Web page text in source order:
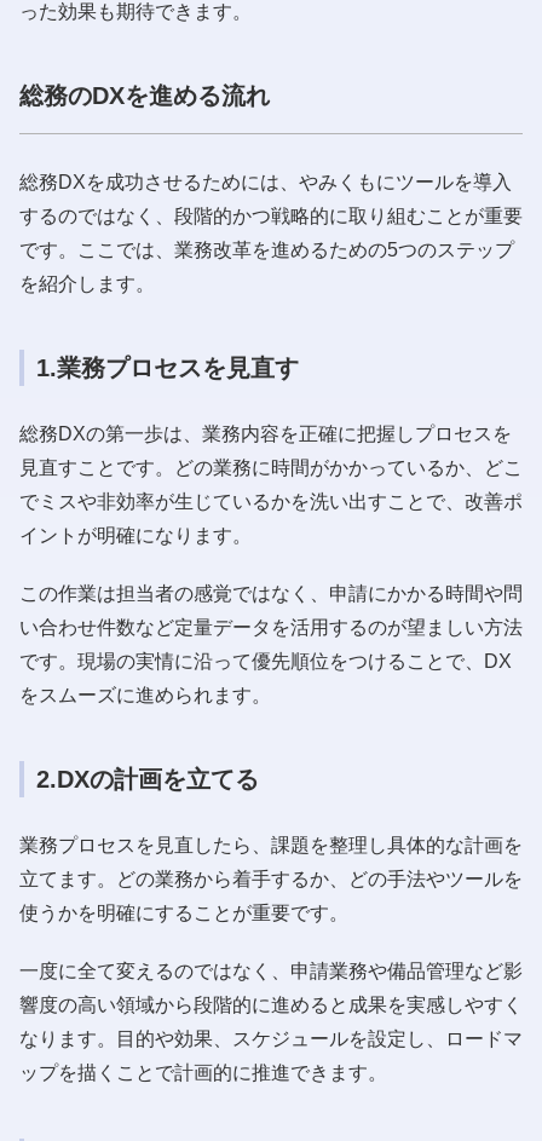
った効果も期待できます。
総務のDXを進める流れ
総務DXを成功させるためには、やみくもにツールを導入
するのではなく、段階的かつ戦略的に取り組むことが重要
です。ここでは、業務改革を進めるための5つのステップ
を紹介します。
1.業務プロセスを見直す
総務DXの第一歩は、業務内容を正確に把握しプロセスを
見直すことです。どの業務に時間がかかっているか、どこ
でミスや非効率が生じているかを洗い出すことで、改善ポ
イントが明確になります。
この作業は担当者の感覚ではなく、申請にかかる時間や問
い合わせ件数など定量データを活用するのが望ましい方法
です。現場の実情に沿って優先順位をつけることで、DX
をスムーズに進められます。
2.DXの計画を立てる
業務プロセスを見直したら、課題を整理し具体的な計画を
立てます。どの業務から着手するか、どの手法やツールを
使うかを明確にすることが重要です。
一度に全て変えるのではなく、申請業務や備品管理など影
響度の高い領域から段階的に進めると成果を実感しやすく
なります。目的や効果、スケジュールを設定し、ロードマ
ップを描くことで計画的に推進できます。